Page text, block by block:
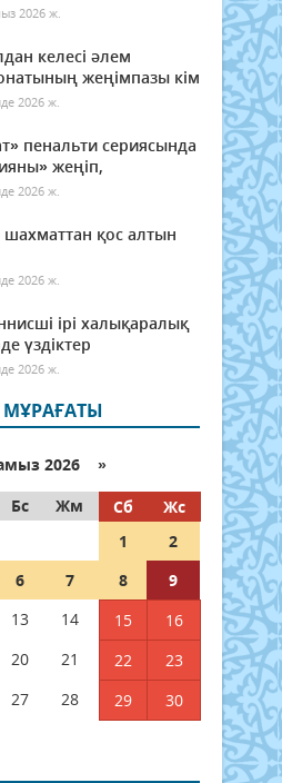
2026 ж.
келесі әлем
жеңімпазы кім
2026 ж.
пенальти сериясында
жеңіп,
2026 ж.
шахматтан қос алтын
2026 ж.
ірі халықаралық
үздіктер
2026 ж.
2026 »
Бс Жм Сб
Жс
1
2
6 7 8
9
13 14 15
16
20 21 22
23
27 28 29
30